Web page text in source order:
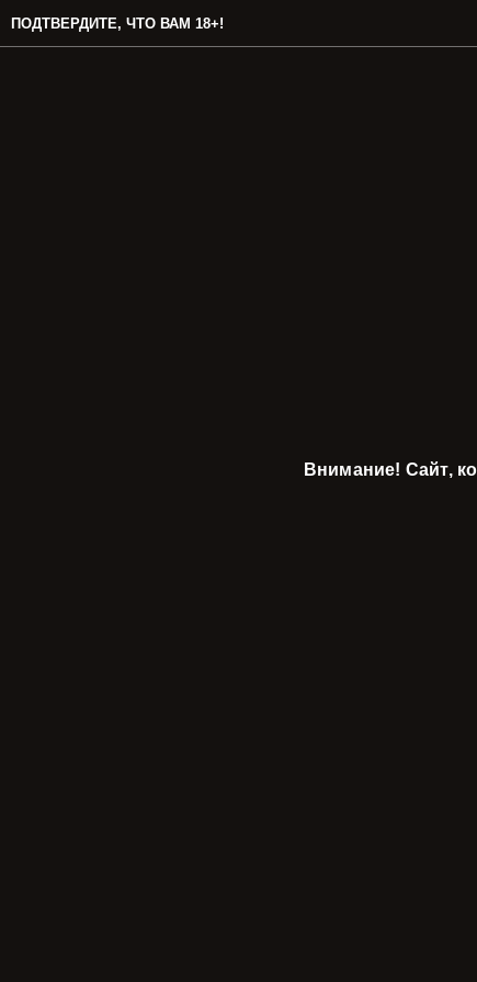
ПОДТВЕРДИТЕ, ЧТО ВАМ 18+!
Внимание! Сайт,